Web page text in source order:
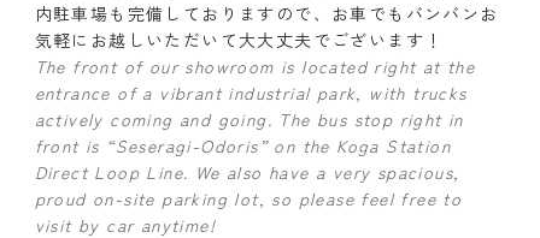
内駐車場も完備しておりますので、お車でもバンバンお
気軽にお越しいただいて大大丈夫でございます！
The front of our showroom is located right at the
entrance of a vibrant industrial park, with trucks
actively coming and going. The bus stop right in
front is “Seseragi-Odoris” on the Koga Station
Direct Loop Line. We also have a very spacious,
proud on-site parking lot, so please feel free to
visit by car anytime!